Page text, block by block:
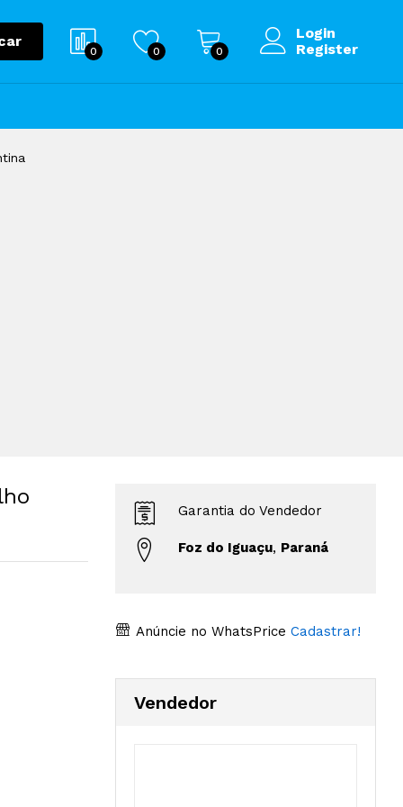
0 0 0
Login
Register
Garantia do Vendedor
Foz do Iguaçu, Paraná
Anúncie no WhatsPrice Cadastrar!
Vendedor